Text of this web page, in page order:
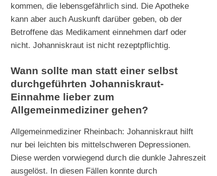
kommen, die lebensgefährlich sind. Die Apotheke
kann aber auch Auskunft darüber geben, ob der
Betroffene das Medikament einnehmen darf oder
nicht. Johanniskraut ist nicht rezeptpflichtig.
Wann sollte man statt einer selbst
durchgeführten Johanniskraut-
Einnahme lieber zum
Allgemeinmediziner gehen?
Allgemeinmediziner Rheinbach: Johanniskraut hilft
nur bei leichten bis mittelschweren Depressionen.
Diese werden vorwiegend durch die dunkle Jahreszeit
ausgelöst. In diesen Fällen konnte durch